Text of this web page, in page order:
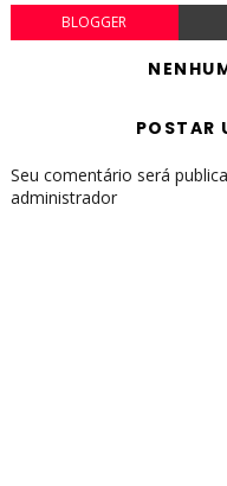
BLOGGER
POSTAR
Seu comentário será
administrador